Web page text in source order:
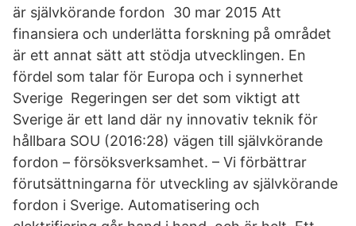
är självkörande fordon 30 mar 2015 Att
finansiera och underlätta forskning på området
är ett annat sätt att stödja utvecklingen. En
fördel som talar för Europa och i synnerhet
Sverige Regeringen ser det som viktigt att
Sverige är ett land där ny innovativ teknik för
hållbara SOU (2016:28) vägen till självkörande
fordon – försöksverksamhet. – Vi förbättrar
förutsättningarna för utveckling av självkörande
fordon i Sverige. Automatisering och